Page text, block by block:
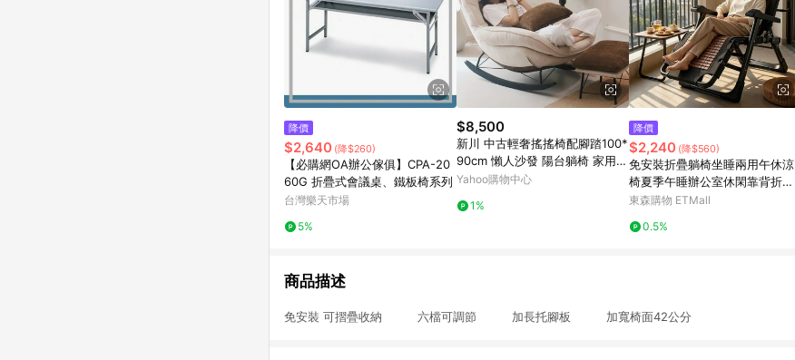
降價
$2,640 (降$260)
【必購網OA辦公傢俱】CPA-20
60G 折疊式會議桌、鐵板椅系列
台灣樂天市場
5%
$8,500
新川 中古輕奢搖搖椅配腳踏100*
90cm 懶人沙發 陽台躺椅 家用休
閒椅
Yahoo購物中心
1%
降價
$2,240 (降$560)
免安裝折疊躺椅坐睡兩用午休涼
椅夏季午睡辦公室休閑靠背折疊
椅子
東森購物 ETMall
0.5%
商品描述
免安裝 可摺疊收納 六檔可調節 加長托腳板 加寬椅面42公分